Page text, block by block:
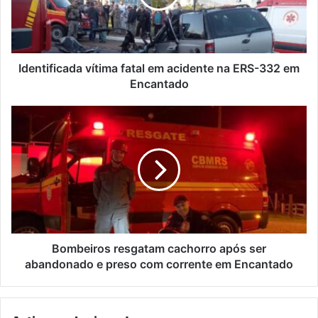
ERS-
332
em
Encantado
Identificada vítima fatal em acidente na ERS-332 em
Encantado
resgatam
cachorro
após
ser
abandonado
e
preso
com
Bombeiros resgatam cachorro após ser
abandonado e preso com corrente em Encantado